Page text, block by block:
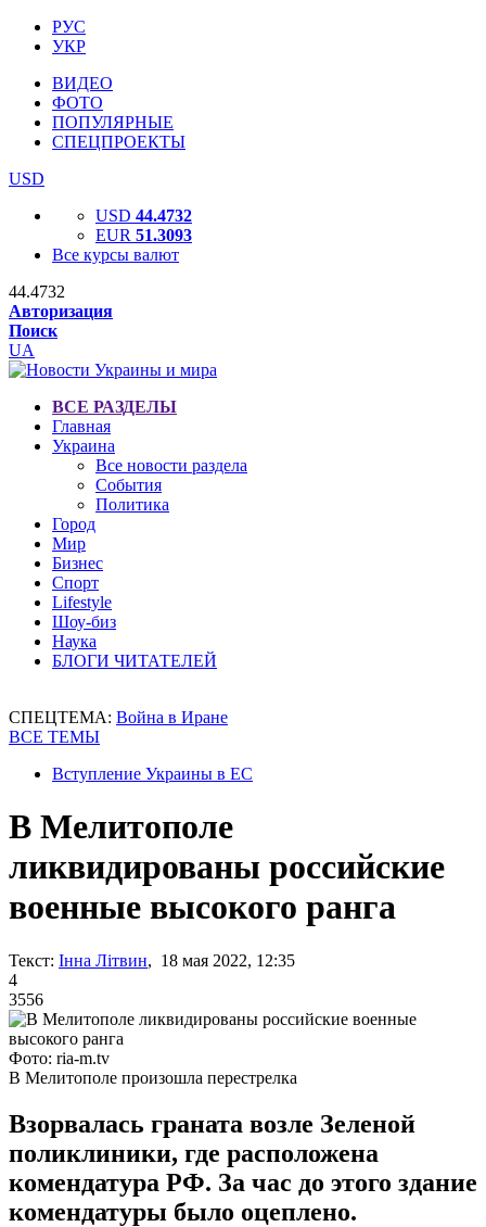
РУС
УКР
ВИДЕО
ФОТО
ПОПУЛЯРНЫЕ
СПЕЦПРОЕКТЫ
USD
USD 44.4732
EUR 51.3093
Все курсы валют
44.4732
Авторизация
Поиск
UA
ВСЕ РАЗДЕЛЫ
Главная
Украина
Все новости раздела
События
Политика
Город
Мир
Бизнес
Спорт
Lifestyle
Шоу-биз
Наука
БЛОГИ ЧИТАТЕЛЕЙ
СПЕЦТЕМА: Война в Иране
ВСЕ ТЕМЫ
Вступление Украины в ЕС
В Мелитополе
ликвидированы российские
военные высокого ранга
Текст: Інна Літвин, 18 мая 2022, 12:35
4
3556
Фото: ria-m.tv
В Мелитополе произошла перестрелка
Взорвалась граната возле Зеленой
поликлиники, где расположена
комендатура РФ. За час до этого здание
комендатуры было оцеплено.